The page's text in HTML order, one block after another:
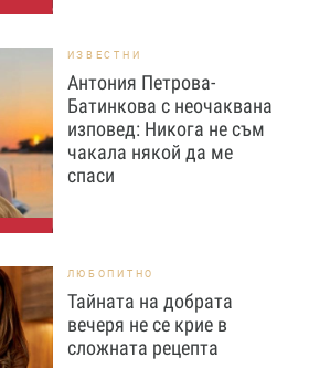
ИЗВЕСТНИ
Антония Петрова-
Батинкова с неочаквана
изповед: Никога не съм
чакала някой да ме
спаси
ЛЮБОПИТНО
Тайната на добрата
вечеря не се крие в
сложната рецепта